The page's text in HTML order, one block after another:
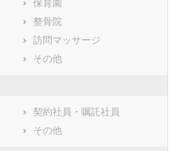
真庭市
浅口市
都窪郡早島町
小田郡矢掛町
久米郡久米南町
加賀郡吉備中央町
保育園
整骨院
訪問マッサージ
その他
契約社員・嘱託社員
その他